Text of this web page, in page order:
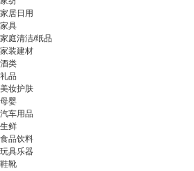
家居日用
家具
家庭清洁/纸品
家装建材
酒类
礼品
美妆护肤
母婴
汽车用品
生鲜
食品饮料
玩具乐器
鞋靴